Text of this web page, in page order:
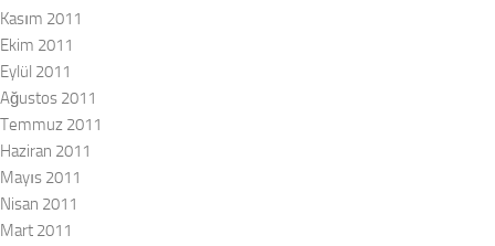
Kasım 2011
Ekim 2011
Eylül 2011
Ağustos 2011
Temmuz 2011
Haziran 2011
Mayıs 2011
Nisan 2011
Mart 2011